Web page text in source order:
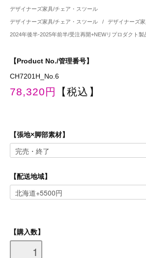
デザイナーズ家具/チェア・スツール
デザイナーズ家具/チェア・スツール / デザイナーズ
2024年後半-2025年前半/受注再開+NEWリプロダクト製
【Product No./管理番号】
CH7201H_No.6
78,320円 【税込】
【張地×脚部素材】
【配送地域】
【購入数】